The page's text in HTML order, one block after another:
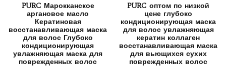
PURC Марокканское
аргановое масло
Кератиновая
восстанавливающая маска
для волос Глубоко
кондиционирующая
увлажняющая маска для
поврежденных волос
PURC оптом по низкой
цене глубоко
кондиционирующая маска
для волос увлажняющая
кератин коллаген
восстанавливающая маска
для вьющихся сухих
поврежденных волос